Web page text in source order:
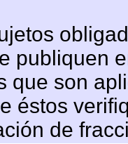
publiquen
que son
éstos
de